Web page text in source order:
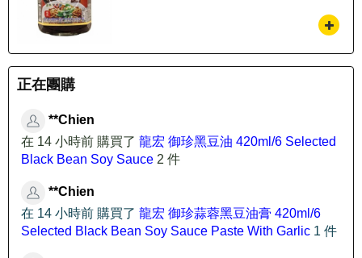
正在團購
**Chien
在 14 小時前 購買了 龍宏 御珍黑豆油 420ml/6 Selected
Black Bean Soy Sauce 2 件
**Chien
在 14 小時前 購買了 龍宏 御珍蒜蓉黑豆油膏 420ml/6
Selected Black Bean Soy Sauce Paste With Garlic 1 件